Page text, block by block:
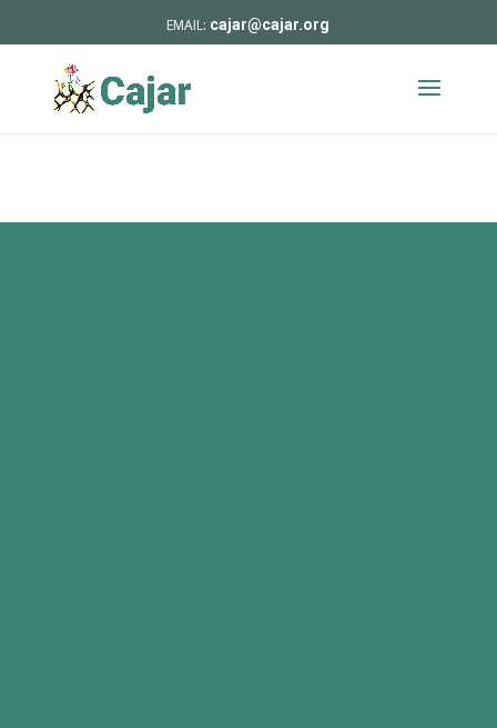
cajar@cajar.org